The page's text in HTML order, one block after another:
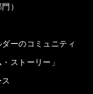
）
ーのコミュニティ
ストーリー」